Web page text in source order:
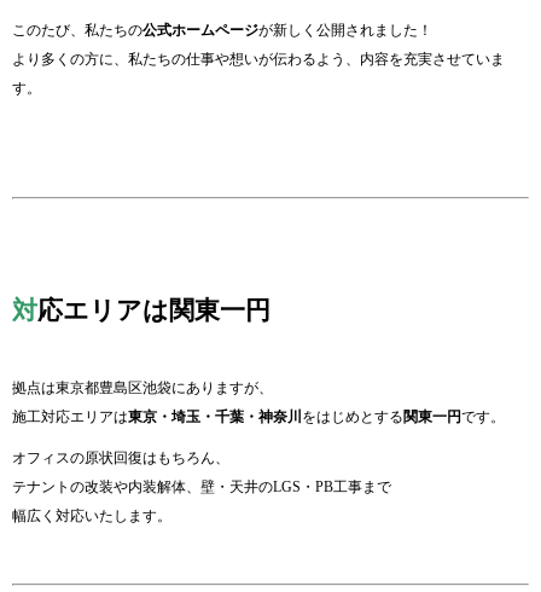
このたび、私たちの公式ホームページが新しく公開されました！
より多くの方に、私たちの仕事や想いが伝わるよう、内容を充実させていま
す。
対応エリアは関東一円
拠点は東京都豊島区池袋にありますが、
施工対応エリアは東京・埼玉・千葉・神奈川 をはじめとする関東一円です。
オフィスの原状回復はもちろん、
テナントの改装や内装解体、壁・天井のLGS・PB工事まで
幅広く対応いたします。